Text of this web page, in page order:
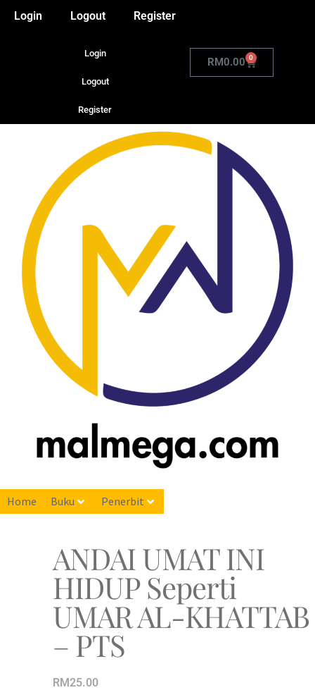
Login Logout Register
Login
Logout
Register
RM0.00 0
Home Buku Penerbit
ANDAI UMAT INI
HIDUP Seperti
UMAR AL-KHATTAB
– PTS
RM25.00